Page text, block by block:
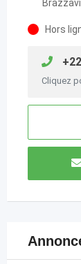
Hors
Cliquez